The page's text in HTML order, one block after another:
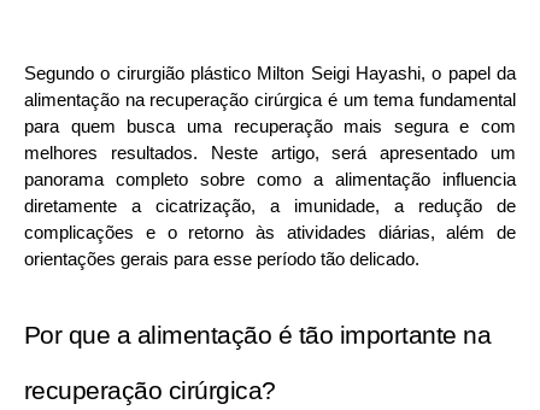
Segundo o cirurgião plástico Milton Seigi Hayashi, o papel da
alimentação na recuperação cirúrgica é um tema fundamental
para quem busca uma recuperação mais segura e com
melhores resultados. Neste artigo, será apresentado um
panorama completo sobre como a alimentação influencia
diretamente a cicatrização, a imunidade, a redução de
complicações e o retorno às atividades diárias, além de
orientações gerais para esse período tão delicado.
Por que a alimentação é tão importante na
recuperação cirúrgica?